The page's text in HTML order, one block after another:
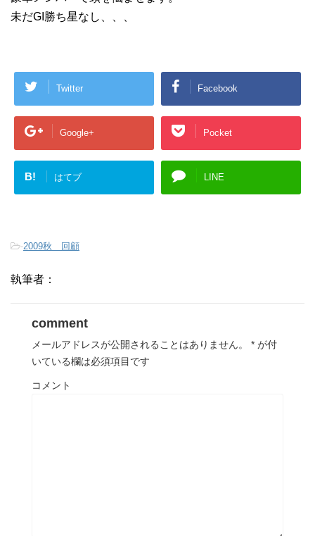
未だGI勝ち星なし、、、
Twitter Facebook
Google+ Pocket
B! はてブ LINE
-2009秋 回顧
執筆者：
comment
メールアドレスが公開されることはありません。 * が付
いている欄は必須項目です
コメント